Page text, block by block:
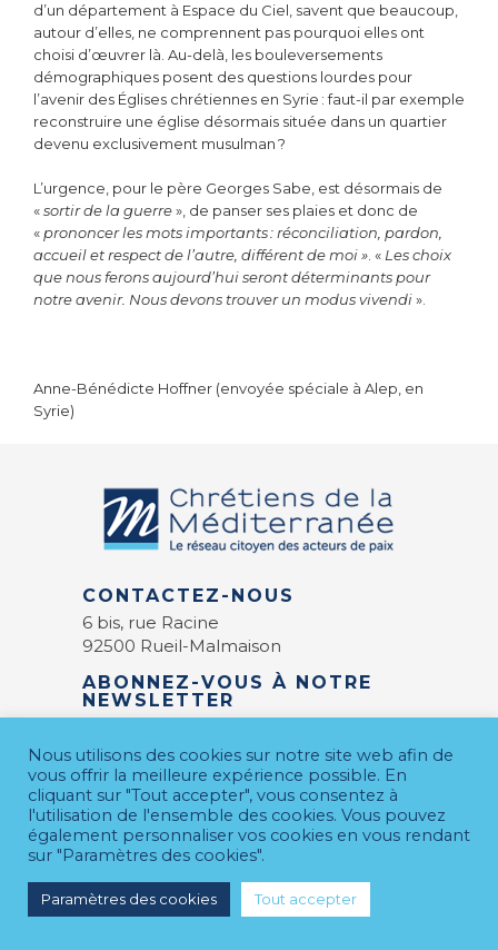
d’un département à Espace du Ciel, savent que beaucoup,
autour d’elles, ne comprennent pas pourquoi elles ont
choisi d’œuvrer là. Au-delà, les bouleversements
démographiques posent des questions lourdes pour
l’avenir des Églises chrétiennes en Syrie : faut-il par exemple
reconstruire une église désormais située dans un quartier
devenu exclusivement musulman ?
L’urgence, pour le père Georges Sabe, est désormais de
«sortir de la guerre», de panser ses plaies et donc de
«prononcer les mots importants : réconciliation, pardon,
accueil et respect de l’autre, différent de moi ». « Les choix
que nous ferons aujourd’hui seront déterminants pour
notre avenir. Nous devons trouver un modus vivendi».
Anne-Bénédicte Hoffner (envoyée spéciale à Alep, en
Syrie)
CONTACTEZ-NOUS
6 bis, rue Racine
92500 Rueil-Malmaison
ABONNEZ-VOUS À NOTRE
NEWSLETTER
E-mail*
© 2026 CDM
MENTIONS LÉGALES
Nous utilisons des cookies sur notre site web afin de
vous offrir la meilleure expérience possible. En
cliquant sur "Tout accepter", vous consentez à
l'utilisation de l'ensemble des cookies. Vous pouvez
également personnaliser vos cookies en vous rendant
sur "Paramètres des cookies".
Paramètres des cookies Tout accepter